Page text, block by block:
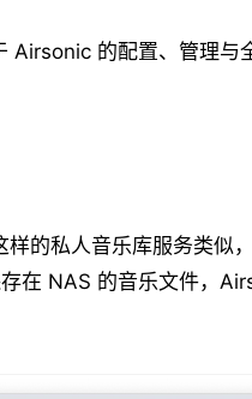
的配置、管理与
的私人音乐库服务类似
在 NAS 的音乐文件，